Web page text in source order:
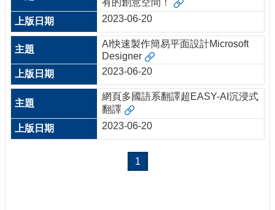
導
技
術
論
壇
產
業
有的創意空間！
2023-06-20
AI快速製作簡易平面設計Microsoft
Designer
2023-06-20
網頁多國語系翻譯超EASY-AI沉浸式
翻譯
2023-06-20
1